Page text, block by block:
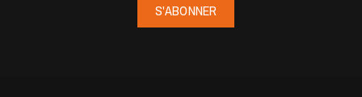
S'ABONNER